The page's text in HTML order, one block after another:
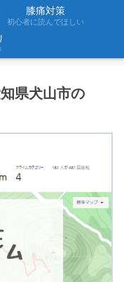
膝痛対策
初心者に読んでほしい
県犬山市の